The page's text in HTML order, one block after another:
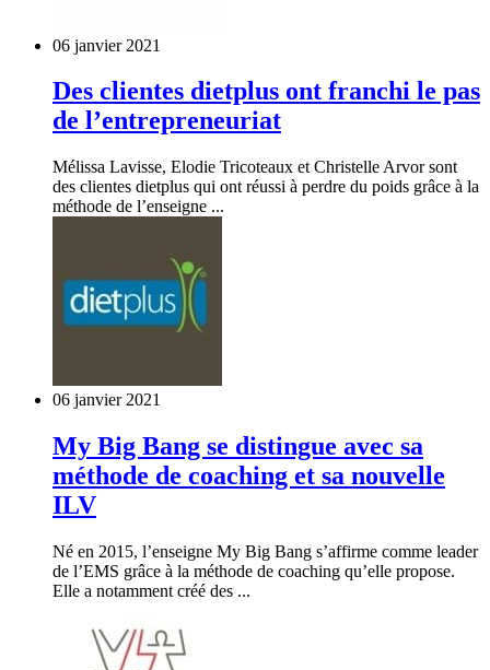
06 janvier 2021
Des clientes dietplus ont franchi le pas
de l’entrepreneuriat
Mélissa Lavisse, Elodie Tricoteaux et Christelle Arvor sont
des clientes dietplus qui ont réussi à perdre du poids grâce à la
méthode de l’enseigne ...
06 janvier 2021
My Big Bang se distingue avec sa
méthode de coaching et sa nouvelle
ILV
Né en 2015, l’enseigne My Big Bang s’affirme comme leader
de l’EMS grâce à la méthode de coaching qu’elle propose.
Elle a notamment créé des ...